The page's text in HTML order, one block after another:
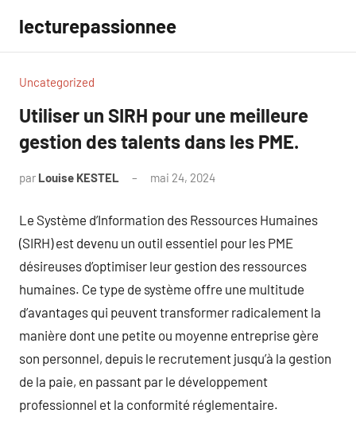
contenu
lecturepassionnee
Uncategorized
Utiliser un SIRH pour une meilleure
gestion des talents dans les PME.
par Louise KESTEL mai 24, 2024
Le Système d’Information des Ressources Humaines
(SIRH) est devenu un outil essentiel pour les PME
désireuses d’optimiser leur gestion des ressources
humaines. Ce type de système offre une multitude
d’avantages qui peuvent transformer radicalement la
manière dont une petite ou moyenne entreprise gère
son personnel, depuis le recrutement jusqu’à la gestion
de la paie, en passant par le développement
professionnel et la conformité réglementaire.